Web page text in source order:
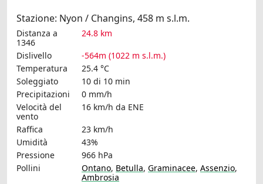
Stazione: Nyon / Changins, 458 m s.l.m.
Distanza a
1346
24.8 km
Dislivello
-564m (1022 m s.l.m.)
Temperatura
25.4 °C
Soleggiato
10 di 10 min
Precipitazioni
0 mm/h
Velocità del
vento
16 km/h da ENE
Raffica
23 km/h
Umidità
43%
Pressione
966 hPa
Pollini
Ontano, Betulla, Graminacee, Assenzio,
Ambrosia